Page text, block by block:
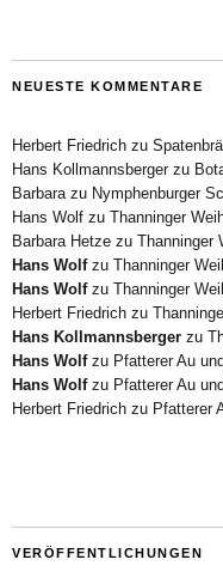
NEUESTE KOMMENTARE
Herbert Friedrich zu
Hans Kollmannsbergerzu
Barbarazu Nymphenburger
Hans Wolf zu Thanninger
Barbara Hetze zu Thanninger
Hans Wolfzu Thanninger
Hans Wolfzu Thanninger
Herbert Friedrich zu
Hans Kollmannsberger zu
Hans Wolfzu Pfatterer Au
Hans Wolfzu Pfatterer Au
Herbert Friedrich zu Pfatterer
VERÖFFENTLICHUNGEN